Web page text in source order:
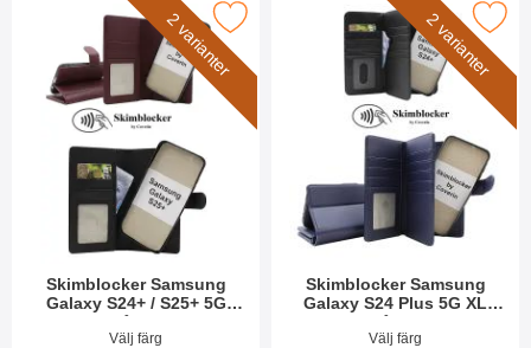
2 varianter
Skimblocker Samsung
Galaxy S24+ / S25+ 5G
Magnet Plånboksfodral
Art. nr 52649Välj färg
Samsung Galaxy S24+ / S25+ 5G Magnet Plånboksfodral
2 varianter
Skimblocker Samsung
Galaxy S24 Plus 5G XL
Magnet Plånboksfodral
Art. nr 52062Välj färg
Makera skimblocker Samsung Galaxy S24 Plus